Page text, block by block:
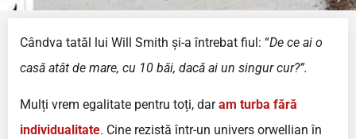
Cândva tatăl lui Will Smith și-a întrebat fiul: “De ce ai o
casă atât de mare, cu 10 băi, dacă ai un singur cur?”.
Mulți vrem egalitate pentru toți, daram turba fără
individualitate. Cine rezistă într-un univers orwellian în